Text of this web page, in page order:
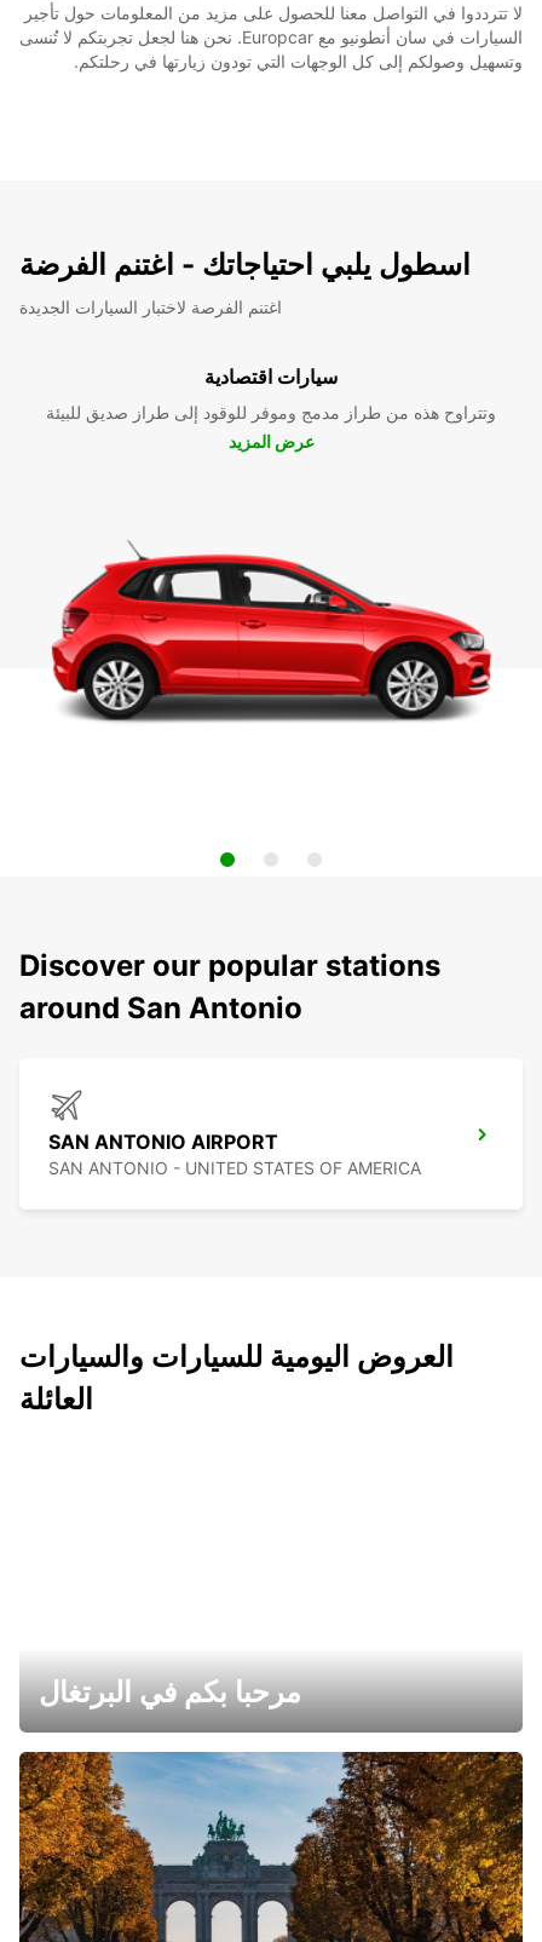
لا تترددوا في التواصل معنا للحصول على مزيد من المعلومات حول تأجير
السيارات في سان أنطونيو مع Europcar. نحن هنا لجعل تجربتكم لا تُنسى
وتسهيل وصولكم إلى كل الوجهات التي تودون زيارتها في رحلتكم.
اسطول يلبي احتياجاتك - اغتنم الفرضة
اغتنم الفرصة لاختبار السيارات الجديدة
سيارات اقتصادية
وتتراوح هذه من طراز مدمج وموفر للوقود إلى طراز صديق للبيئة
عرض المزيد
Discover our popular stations
around San Antonio
SAN ANTONIO AIRPORT
SAN ANTONIO - UNITED STATES OF AMERICA
العروض اليومية للسيارات والسيارات
العائلة
مرحبا بكم في البرتغال